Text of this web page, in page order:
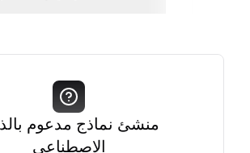
منشئ نماذج مدعوم
الاصطناعي